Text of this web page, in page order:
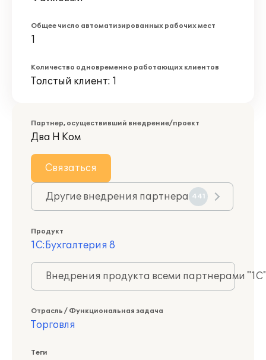
Общее число автоматизированных рабочих мест
1
Количество одновременно работающих клиентов
Толстый клиент: 1
Партнер, осуществивший внедрение/проект
Два Н Ком
Связаться
Другие внедрения партнера 441
Продукт
1С:Бухгалтерия 8
Внедрения продукта всеми партнерами
Отрасль / Функциональная задача
Торговля
Теги